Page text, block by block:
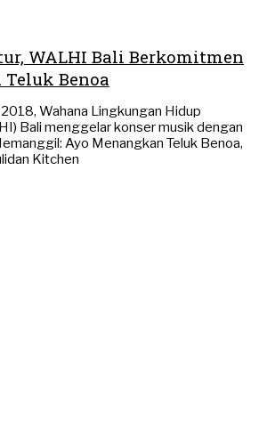
WALHI Bali Berkomitmen
Benoa
Wahana Lingkungan Hidup
Bali menggelar konser musik dengan
Ayo Menangkan Teluk Benoa,
Kitchen